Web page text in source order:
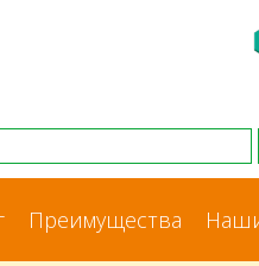
Преимущества